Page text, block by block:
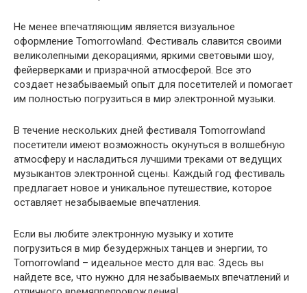
Не менее впечатляющим является визуальное
оформление Tomorrowland. Фестиваль славится своими
великолепными декорациями, яркими световыми шоу,
фейерверками и призрачной атмосферой. Все это
создает незабываемый опыт для посетителей и помогает
им полностью погрузиться в мир электронной музыки.
В течение нескольких дней фестиваля Tomorrowland
посетители имеют возможность окунуться в волшебную
атмосферу и насладиться лучшими треками от ведущих
музыкантов электронной сцены. Каждый год фестиваль
предлагает новое и уникальное путешествие, которое
оставляет незабываемые впечатления.
Если вы любите электронную музыку и хотите
погрузиться в мир безудержных танцев и энергии, то
Tomorrowland – идеальное место для вас. Здесь вы
найдете все, что нужно для незабываемых впечатлений и